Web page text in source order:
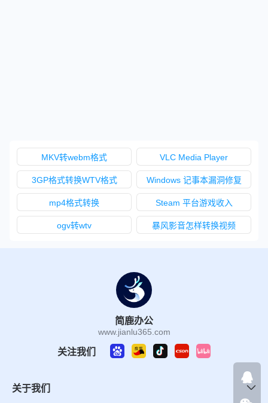
MKV转webm格式 VLC Media Player
3GP格式转换WTV格式 Windows 记事本漏洞修复
mp4格式转换 Steam 平台游戏收入
ogv转wtv 暴风影音怎样转换视频
简鹿办公
www.jianlu365.com
关注我们
关于我们